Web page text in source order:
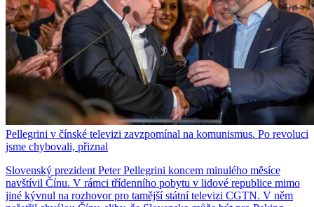
Pellegrini v čínské televizi zavzpomínal na komunismus. Po revoluci
jsme chybovali, přiznal
Slovenský prezident Peter Pellegrini koncem minulého měsíce
navštívil Čínu. V rámci třídenního pobytu v lidové republice mimo
jiné kývnul na rozhovor pro tamější státní televizi CGTN. V něm